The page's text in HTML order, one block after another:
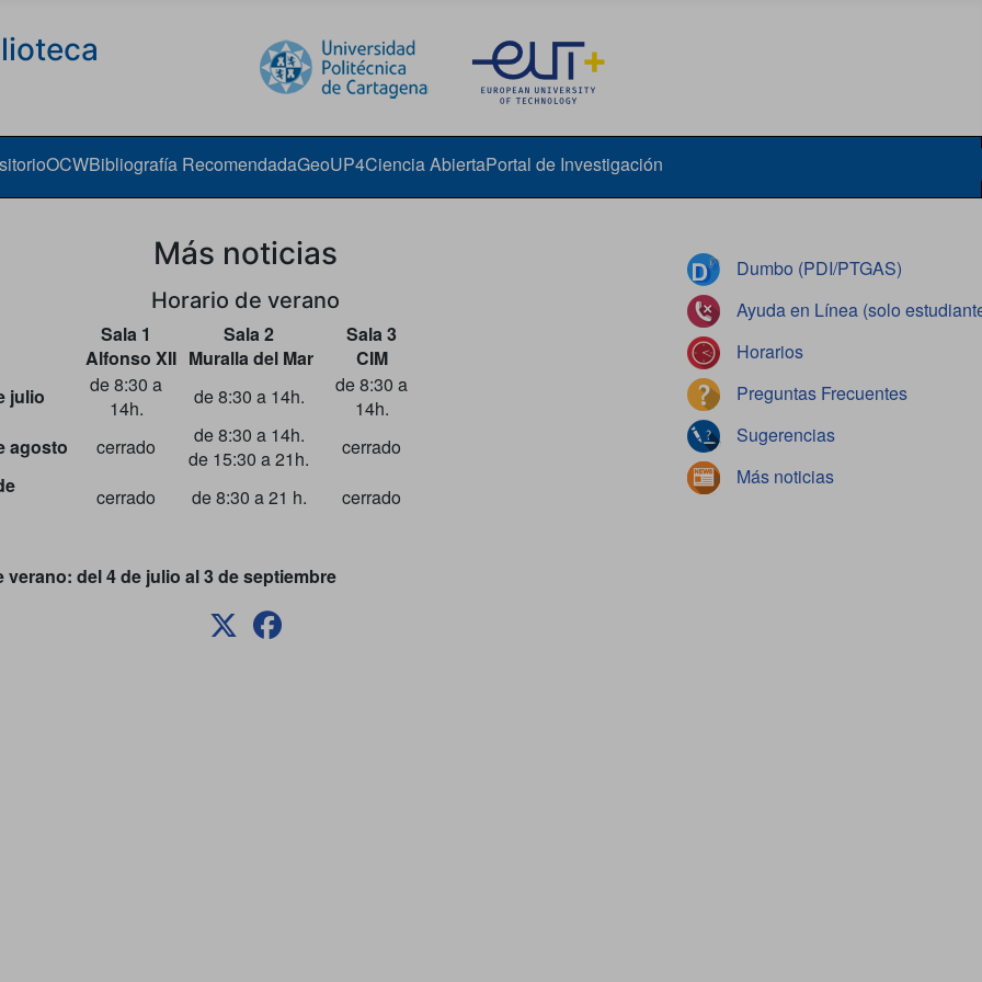
OCWBibliografía RecomendadaGeoUP4Ciencia AbiertaPortal de Investigación
Dumbo (PDI/PTGAS)
Ayuda en Línea (solo
Horarios
Preguntas Frecuentes
Sugerencias
Más noticias
Más noticias
Horario de verano
Sala 1
Alfonso XII
Sala 2
Muralla del Mar
Sala 3
CIM
julio
de 8:30 a
14h.
de 8:30 a 14h.
de 8:30 a
14h.
agosto
cerrado
de 8:30 a 14h.
de 15:30 a 21h.
cerrado
cerrado de 8:30 a 21 h. cerrado
verano: del 4 de julio al 3 de septiembre